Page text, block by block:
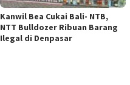
Kanwil Bea Cukai Bali- NTB,
NTT Bulldozer Ribuan Barang
Ilegal di Denpasar